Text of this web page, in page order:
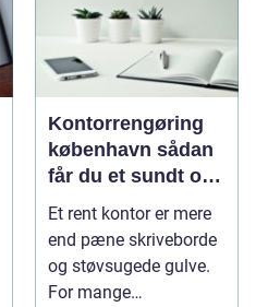
Kontorrengøring
københavn sådan
får du et sundt og
præsentabelt
arbejdsmiljø
Et rent kontor er mere
end pæne skriveborde
og støvsugede gulve.
For mange